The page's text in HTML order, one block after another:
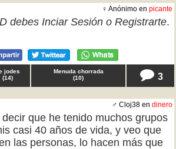
♀ Anónimo en picante
debes Inciar Sesión o Registrarte.
jodes
(14)
Menuda chorrada
(10) 3
♂ Cloj38 en dinero
que he tenido muchos grupos
casi 40 años de vida, y veo que
las personas, lo hacen más que